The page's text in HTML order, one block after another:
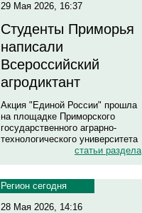
29 Мая 2026, 16:37
Студенты Приморья
написали
Всероссийский
агродиктант
Акция "Единой России" прошла
на площадке Приморского
государственного аграрно-
технологического университета
статьи раздела
Регион сегодня
28 Мая 2026, 14:16